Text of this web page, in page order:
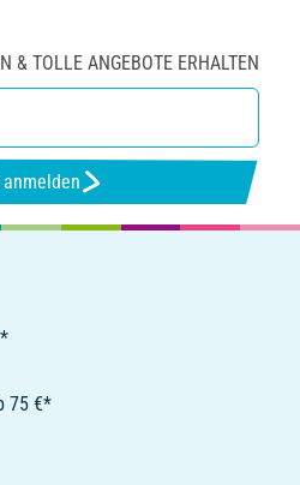
& TOLLE ANGEBOTE ERHALTEN
75 €*